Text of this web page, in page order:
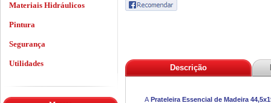
Descrição
A Prateleira Essencial de Madeira
Materiais Hidráulicos
Pintura
Segurança
Utilidades